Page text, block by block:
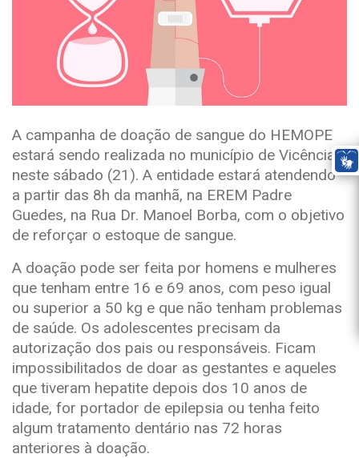
A campanha de doação de sangue do HEMOPE
estará sendo realizada no município de Vicência,
neste sábado (21). A entidade estará atendendo
a partir das 8h da manhã, na EREM Padre
Guedes, na Rua Dr. Manoel Borba, com o objetivo
de reforçar o estoque de sangue.
A doação pode ser feita por homens e mulheres
que tenham entre 16 e 69 anos, com peso igual
ou superior a 50 kg e que não tenham problemas
de saúde. Os adolescentes precisam da
autorização dos pais ou responsáveis. Ficam
impossibilitados de doar as gestantes e aqueles
que tiveram hepatite depois dos 10 anos de
idade, for portador de epilepsia ou tenha feito
algum tratamento dentário nas 72 horas
anteriores à doação.